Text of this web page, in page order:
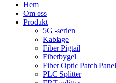
Hem
Om oss
Produkt
5G -serien
Kablage
Fiber Pigtail
Fiberbygel
Fiber Optic Patch Panel
PLC Splitter